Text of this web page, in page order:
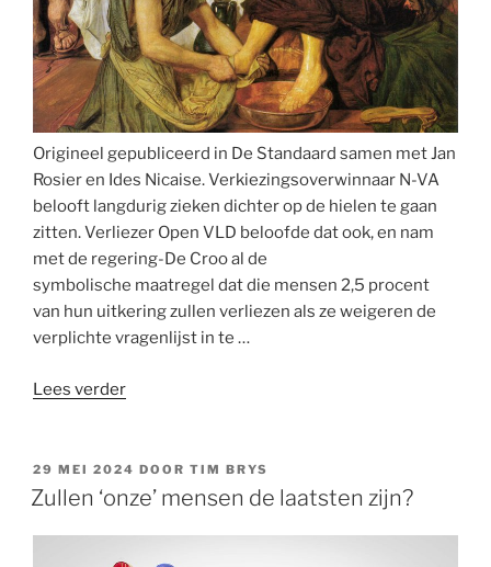
Origineel gepubliceerd in De Standaard samen met Jan
Rosier en Ides Nicaise. Verkiezingsoverwinnaar N-VA
belooft langdurig zieken dichter op de hielen te gaan
zitten. Verliezer Open VLD beloofde dat ook, en nam
met de regering-De Croo al de
symbolische maatregel dat die mensen 2,5 procent
van hun uitkering zullen verliezen als ze weigeren de
verplichte vragenlijst in te …
Lees verder“Een
barmhartigheid
maakt
GEPLAATST
OP
29 MEI 2024 DOOR TIM BRYS
Zullen ‘onze’ mensen de laatsten zijn?